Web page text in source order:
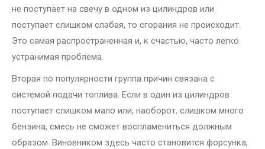
не поступает на свечу в одном из цилиндров или
поступает слишком слабая, то сгорания не происходит.
Это самая распространенная и, к счастью, часто легко
устранимая проблема.
Вторая по популярности группа причин связана с
системой подачи топлива. Если в один из цилиндров
поступает слишком мало или, наоборот, слишком много
бензина, смесь не сможет воспламениться должным
образом. Виновником здесь часто становится форсунка,